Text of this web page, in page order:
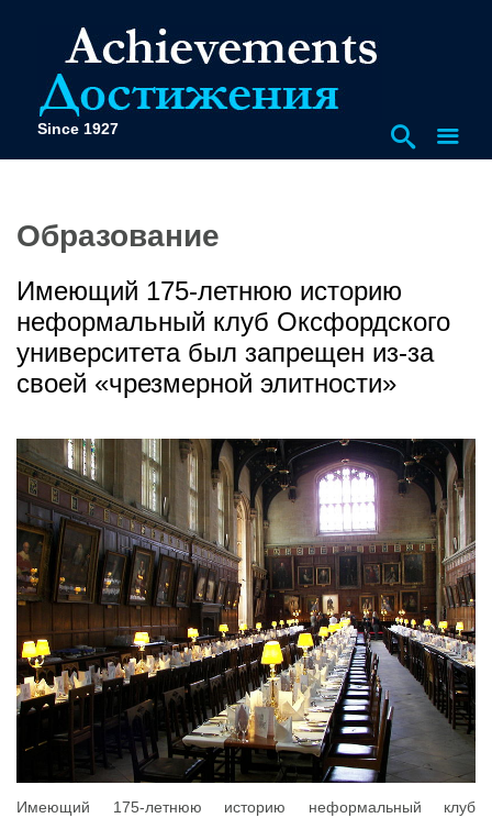
Since 1927
Образование
Имеющий 175-летнюю историю
неформальный клуб Оксфордского
университета был запрещен из-за
своей «чрезмерной элитности»
Имеющий 175-летнюю историю неформальный клуб